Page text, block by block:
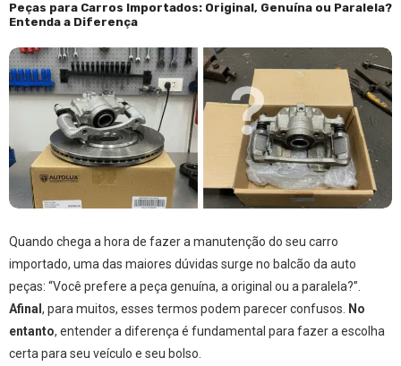
Peças para Carros Importados: Original, Genuína ou Paralela?
Entenda a Diferença
Quando chega a hora de fazer a manutenção do seu carro
importado, uma das maiores dúvidas surge no balcão da auto
peças: “Você prefere a peça genuína, a original ou a paralela?”.
Afinal , para muitos, esses termos podem parecer confusos.
No
entanto, entender a diferença é fundamental para fazer a escolha
certa para seu veículo e seu bolso.